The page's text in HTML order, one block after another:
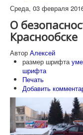
Среда, 03 февраля
О
Краснообске
Автор Алексей
размер шрифта
шрифта
Печать
Добавить